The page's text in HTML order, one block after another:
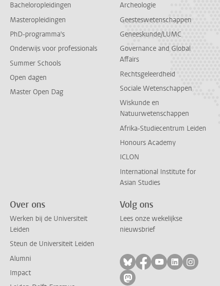
Bacheloropleidingen
Masteropleidingen
PhD-programma's
Onderwijs voor professionals
Summer Schools
Open dagen
Master Open Dag
Archeologie
Geesteswetenschappen
Geneeskunde/LUMC
Governance and Global
Affairs
Rechtsgeleerdheid
Sociale Wetenschappen
Wiskunde en
Natuurwetenschappen
Afrika-Studiecentrum Leiden
Honours Academy
ICLON
International Institute for
Asian Studies
Over ons
Werken bij de Universiteit
Leiden
Steun de Universiteit Leiden
Alumni
Impact
Volg ons
Lees onze wekelijkse
nieuwsbrief
Volg ons op bluesky
Volg ons op
Volg ons op
Volg ons
Volg
Volg ons op mastodon